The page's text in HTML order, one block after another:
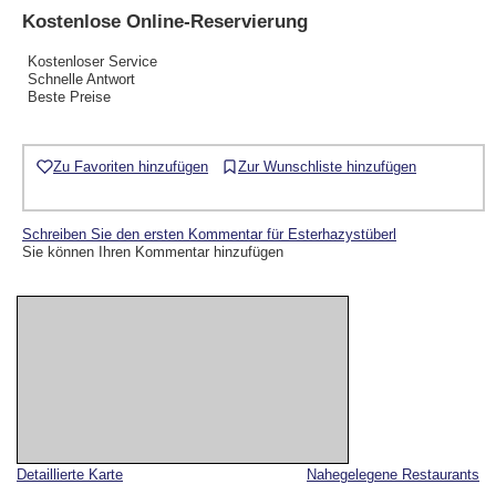
Nahegelegene Restaurants
Detaillierte Karte
Kostenlose Online-Reservierung
Kostenloser Service
Schnelle Antwort
Beste Preise
Zu Favoriten hinzufügen Zur Wunschliste hinzufügen
Schreiben Sie den ersten Kommentar für Esterhazystüberl
Sie können Ihren Kommentar hinzufügen